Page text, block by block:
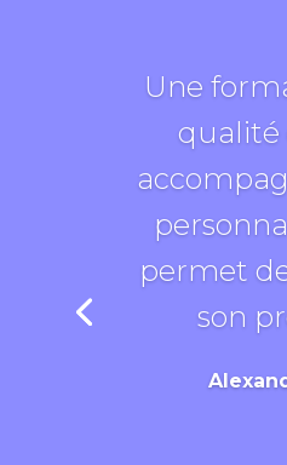
Une
qualité
permet
son